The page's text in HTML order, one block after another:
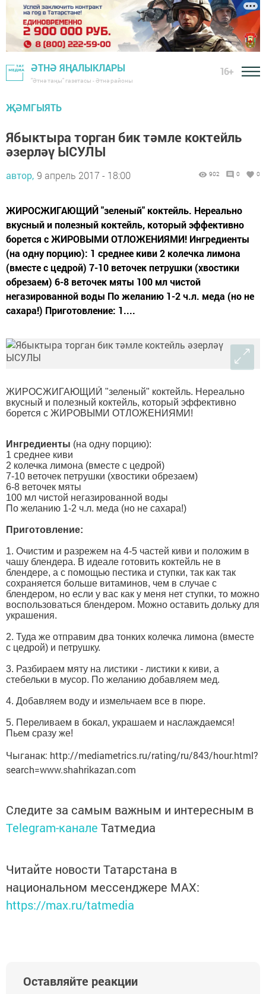
ӘТНӘ ЯҢАЛЫКЛАРЫ
"Әтнә таңы" газетасы - Әтнә районы
16+
ҖӘМГЫЯТЬ
Ябыктыра торган бик тәмле коктейль
әзерләү ЫСУЛЫ
автор, 9 апрель 2017 - 18:00 902 0 0
ЖИРОСЖИГАЮЩИЙ "зеленый" коктейль. Нереально
вкусный и полезный коктейль, который эффективно
борется с ЖИРОВЫМИ ОТЛОЖЕНИЯМИ! Ингредиенты
(на одну порцию): 1 среднее киви 2 колечка лимона
(вместе с цедрой) 7-10 веточек петрушки (хвостики
обрезаем) 6-8 веточек мяты 100 мл чистой
негазированной воды По желанию 1-2 ч.л. меда (но не
сахара!) Приготовление: 1....
ЖИРОСЖИГАЮЩИЙ "зеленый" коктейль. Нереально
вкусный и полезный коктейль, который эффективно
борется с ЖИРОВЫМИ ОТЛОЖЕНИЯМИ!
Ингредиенты (на одну порцию):
1 среднее киви
2 колечка лимона (вместе с цедрой)
7-10 веточек петрушки (хвостики обрезаем)
6-8 веточек мяты
100 мл чистой негазированной воды
По желанию 1-2 ч.л. меда (но не сахара!)
Приготовление:
1. Очистим и разрежем на 4-5 частей киви и положим в
чашу блендера. В идеале готовить коктейль не в
блендере, а с помощью пестика и ступки, так как так
сохраняется больше витаминов, чем в случае с
блендером, но если у вас как у меня нет ступки, то можно
воспользоваться блендером. Можно оставить дольку для
украшения.
2. Туда же отправим два тонких колечка лимона (вместе
с цедрой) и петрушку.
3. Разбираем мяту на листики - листики к киви, а
стебельки в мусор. По желанию добавляем мед.
4. Добавляем воду и измельчаем все в пюре.
5. Переливаем в бокал, украшаем и наслаждаемся!
Пьем сразу же!
Чыганак: http://mediametrics.ru/rating/ru/843/hour.html?
search=www.shahrikazan.com
Следите за самым важным и интересным в
Telegram-канале Татмедиа
Читайте новости Татарстана в
национальном мессенджере MАХ:
https://max.ru/tatmedia
Оставляйте реакции